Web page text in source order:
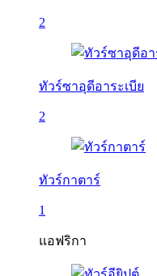
2
ทัวร์ซาอุดีอาระเบีย
2
ทัวร์กาตาร์
1
แอฟริกา